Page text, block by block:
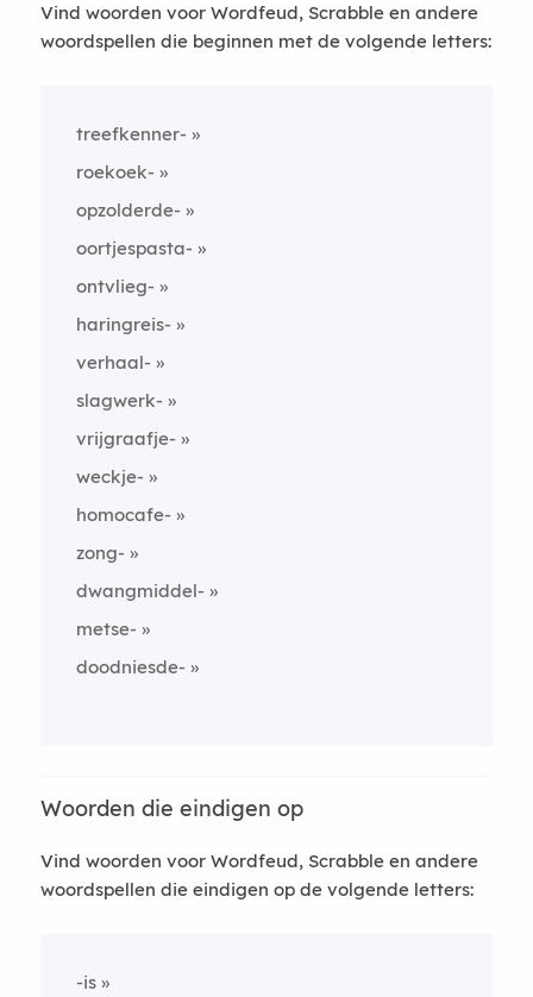
Vind woorden voor Wordfeud, Scrabble en andere
woordspellen die beginnen met de volgende letters:
treefkenner-
roekoek-
opzolderde-
oortjespasta-
ontvlieg-
haringreis-
verhaal-
slagwerk-
vrijgraafje-
weckje-
homocafe-
zong-
dwangmiddel-
metse-
doodniesde-
Woorden die eindigen op
Vind woorden voor Wordfeud, Scrabble en andere
woordspellen die eindigen op de volgende letters:
-is